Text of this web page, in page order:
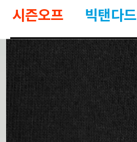
시즌오프 빅탠다드